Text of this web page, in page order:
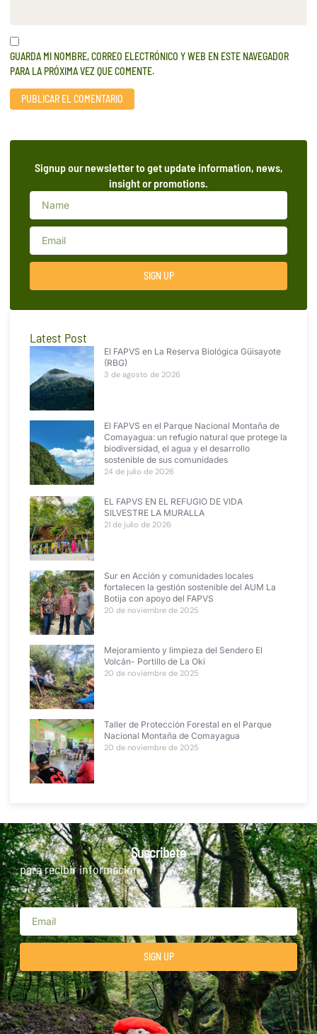
GUARDA MI NOMBRE, CORREO ELECTRÓNICO Y WEB EN ESTE NAVEGADOR
PARA LA PRÓXIMA VEZ QUE COMENTE.
Signup our newsletter to get update information, news,
insight or promotions.
SIGN UP
Latest Post
El FAPVS en La Reserva Biológica Güisayote
(RBG)
3 de agosto de 2026
El FAPVS en el Parque Nacional Montaña de
Comayagua: un refugio natural que protege la
biodiversidad, el agua y el desarrollo
sostenible de sus comunidades
24 de julio de 2026
EL FAPVS EN EL REFUGIO DE VIDA
SILVESTRE LA MURALLA
21 de julio de 2026
Sur en Acción y comunidades locales
fortalecen la gestión sostenible del AUM La
Botija con apoyo del FAPVS
20 de noviembre de 2025
Mejoramiento y limpieza del Sendero El
Volcán- Portillo de La Oki
20 de noviembre de 2025
Taller de Protección Forestal en el Parque
Nacional Montaña de Comayagua
20 de noviembre de 2025
Suscribete
para recibir información
SIGN UP